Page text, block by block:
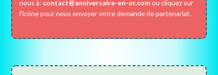
nous à: contact@anniversaire-en-or.comou cliquez sur
l'icône pour nous envoyer votre demande de partenariat.